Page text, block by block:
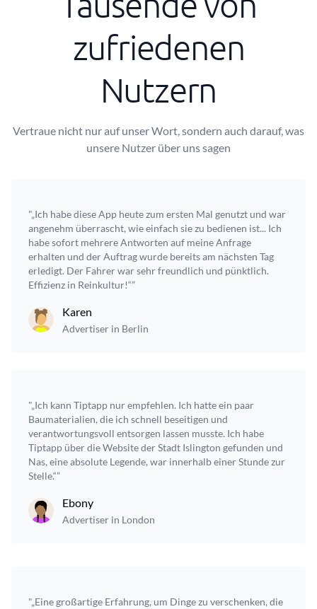
zufriedenen
Nutzern
Vertraue nicht nur auf unser Wort, sondern auch darauf, was
unsere Nutzer über uns sagen
"„Ich habe diese App heute zum ersten Mal genutzt und war
angenehm überrascht, wie einfach sie zu bedienen ist... Ich
habe sofort mehrere Antworten auf meine Anfrage
erhalten und der Auftrag wurde bereits am nächsten Tag
erledigt. Der Fahrer war sehr freundlich und pünktlich.
Effizienz in Reinkultur!“”
Karen
Advertiser in Berlin
"„Ich kann Tiptapp nur empfehlen. Ich hatte ein paar
Baumaterialien, die ich schnell beseitigen und
verantwortungsvoll entsorgen lassen musste. Ich habe
Tiptapp über die Website der Stadt Islington gefunden und
Nas, eine absolute Legende, war innerhalb einer Stunde zur
Stelle.“”
Ebony
Advertiser in London
"„Eine großartige Erfahrung, um Dinge zu verschenken, die